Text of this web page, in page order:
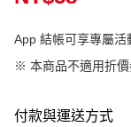
App 結帳可享專屬活
※ 本商品不適用折
付款與運送方式